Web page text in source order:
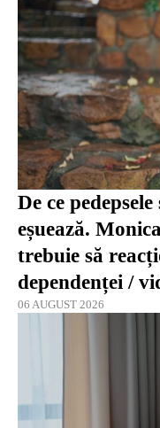
De ce
eșuează.
trebuie să
dependenței /
06 AUGUST 2026